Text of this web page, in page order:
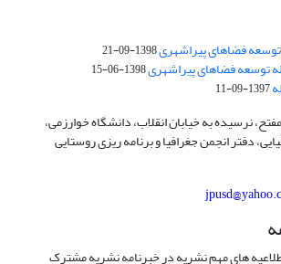
1398-09-21
توسعه فضاهای پیراشهری1398-06-15
1397-09-11
نرسیده به خیابان انقلاب، دانشگاه خوارزمی،
دفتر انجمن جغرافیا و برنامه ریزی روستایی
های مهم نشریه در خبرنامه نشریه مشترک